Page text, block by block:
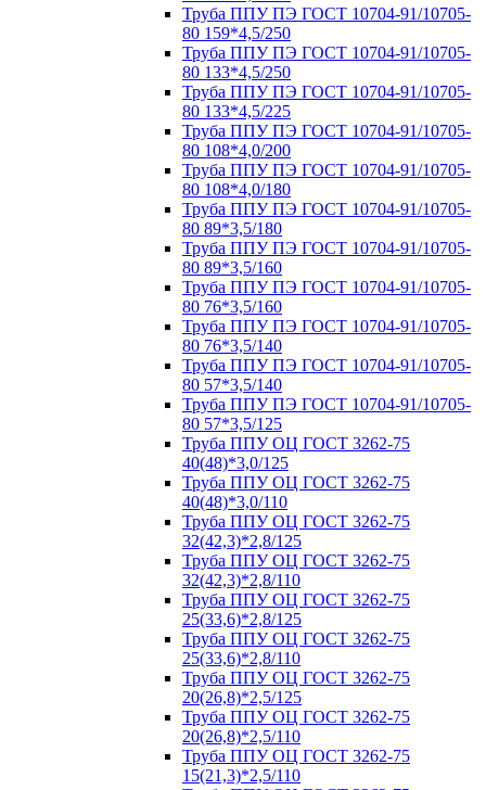
Труба ППУ ПЭ ГОСТ 10704-91/10705-
80 159*4,5/250
Труба ППУ ПЭ ГОСТ 10704-91/10705-
80 133*4,5/250
Труба ППУ ПЭ ГОСТ 10704-91/10705-
80 133*4,5/225
Труба ППУ ПЭ ГОСТ 10704-91/10705-
80 108*4,0/200
Труба ППУ ПЭ ГОСТ 10704-91/10705-
80 108*4,0/180
Труба ППУ ПЭ ГОСТ 10704-91/10705-
80 89*3,5/180
Труба ППУ ПЭ ГОСТ 10704-91/10705-
80 89*3,5/160
Труба ППУ ПЭ ГОСТ 10704-91/10705-
80 76*3,5/160
Труба ППУ ПЭ ГОСТ 10704-91/10705-
80 76*3,5/140
Труба ППУ ПЭ ГОСТ 10704-91/10705-
80 57*3,5/140
Труба ППУ ПЭ ГОСТ 10704-91/10705-
80 57*3,5/125
Труба ППУ ОЦ ГОСТ 3262-75
40(48)*3,0/125
Труба ППУ ОЦ ГОСТ 3262-75
40(48)*3,0/110
Труба ППУ ОЦ ГОСТ 3262-75
32(42,3)*2,8/125
Труба ППУ ОЦ ГОСТ 3262-75
32(42,3)*2,8/110
Труба ППУ ОЦ ГОСТ 3262-75
25(33,6)*2,8/125
Труба ППУ ОЦ ГОСТ 3262-75
25(33,6)*2,8/110
Труба ППУ ОЦ ГОСТ 3262-75
20(26,8)*2,5/125
Труба ППУ ОЦ ГОСТ 3262-75
20(26,8)*2,5/110
Труба ППУ ОЦ ГОСТ 3262-75
15(21,3)*2,5/110